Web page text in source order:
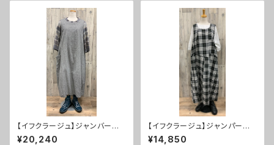
【イフクラージュ】ジャンバース
カート ２０％ＯＦＦ
¥20,240
【イフクラージュ】ジャンパース
カート ５０％ＯＦＦ
¥14,850